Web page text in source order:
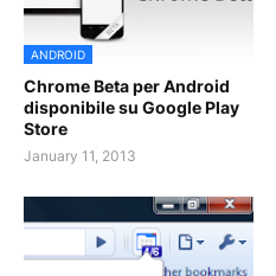
ANDROID
Chrome Beta per Android
disponibile su Google Play
Store
January 11, 2013